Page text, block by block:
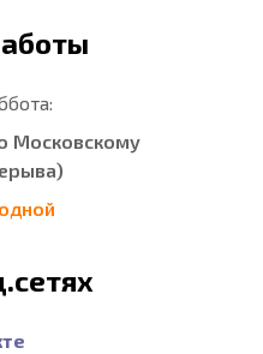
Московскому